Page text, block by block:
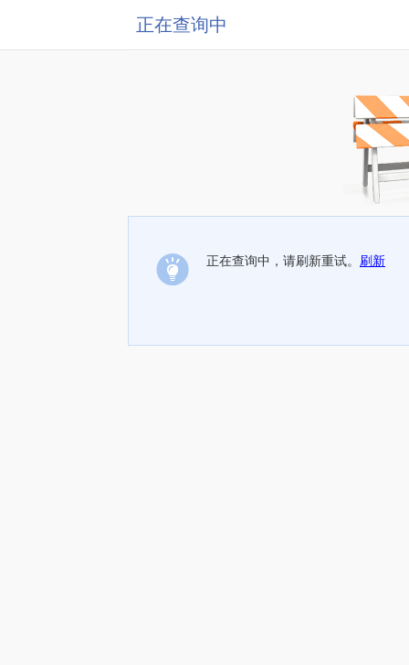
正在查询中
正在查询中，请刷新重试。 刷新